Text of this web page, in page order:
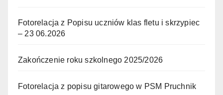
Fotorelacja z Popisu uczniów klas fletu i skrzypiec
– 23 06.2026
Zakończenie roku szkolnego 2025/2026
Fotorelacja z popisu gitarowego w PSM Pruchnik